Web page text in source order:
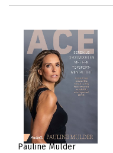
Pauline Mulder